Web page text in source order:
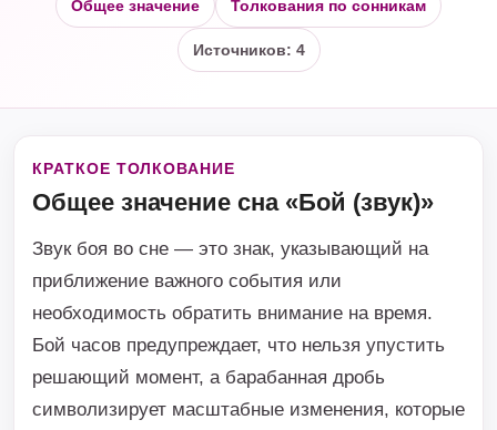
Общее значение Толкования по сонникам
Источников: 4
КРАТКОЕ ТОЛКОВАНИЕ
Общее значение сна «Бой (звук)»
Звук боя во сне — это знак, указывающий на
приближение важного события или
необходимость обратить внимание на время.
Бой часов предупреждает, что нельзя упустить
решающий момент, а барабанная дробь
символизирует масштабные изменения, которые